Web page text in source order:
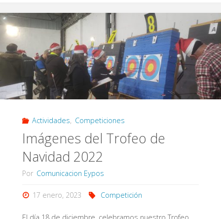
Primavera
Eypos
(FITA
900)"
Actividades, Competiciones
Imágenes del Trofeo de
Navidad 2022
Por Comunicacion Eypos
17 enero, 2023 Competición